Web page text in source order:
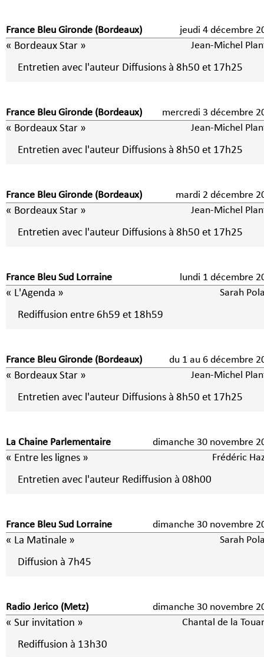
France Bleu Gironde (Bordeaux) jeudi 4 décembre
« Bordeaux Star » Jean-Michel
Entretien avec l'auteur Diffusions à 8h50 et 17h25
France Bleu Gironde (Bordeaux) mercredi 3 décembre
« Bordeaux Star » Jean-Michel
Entretien avec l'auteur Diffusions à 8h50 et 17h25
France Bleu Gironde (Bordeaux) mardi 2 décembre
« Bordeaux Star » Jean-Michel
Entretien avec l'auteur Diffusions à 8h50 et 17h25
France Bleu Sud Lorraine lundi 1 décembre
« L'Agenda » Sarah
Rediffusion entre 6h59 et 18h59
France Bleu Gironde (Bordeaux) du 1 au 6 décembre
« Bordeaux Star » Jean-Michel
Entretien avec l'auteur Diffusions à 8h50 et 17h25
La Chaine Parlementaire dimanche 30 novembre
« Entre les lignes » Frédéric
Entretien avec l'auteur Rediffusion à 08h00
France Bleu Sud Lorraine dimanche 30 novembre
« La Matinale » Sarah
Diffusion à 7h45
Radio Jerico (Metz) dimanche 30 novembre
« Sur invitation » Chantal de la
Rediffusion à 13h30